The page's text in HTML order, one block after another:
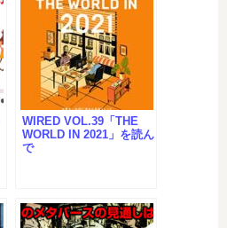
WIRED VOL.39「THE
WORLD IN 2021」を読ん
で